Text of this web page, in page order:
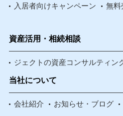
入居者向けキャンペーン 無料
資産活用・相続相談
ジェクトの資産コンサルティン
当社について
会社紹介 お知らせ・ブログ